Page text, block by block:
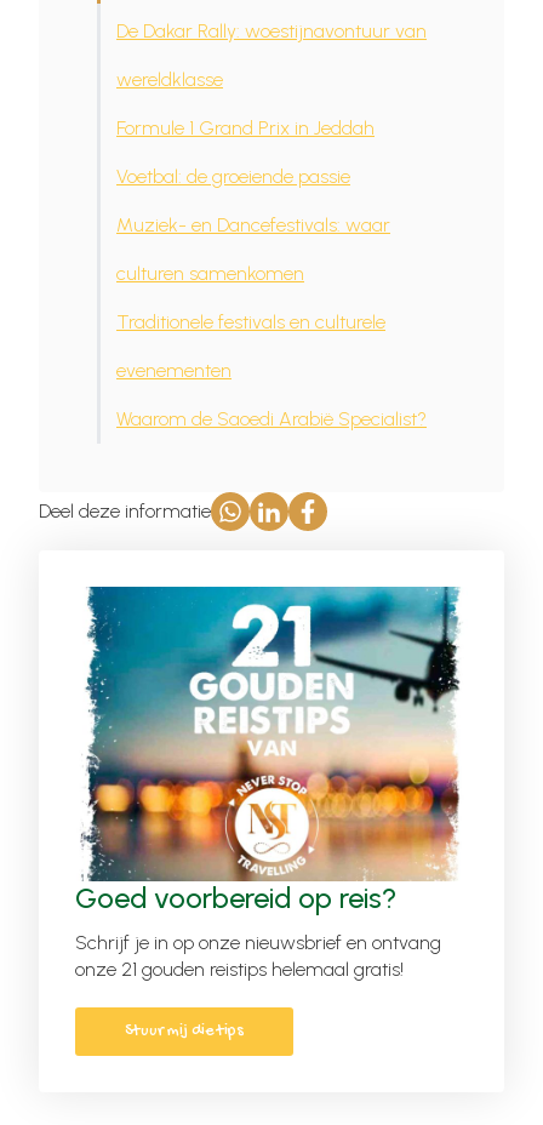
De Dakar Rally: woestijnavontuur van
wereldklasse
Formule 1 Grand Prix in Jeddah
Voetbal: de groeiende passie
Muziek- en Dancefestivals: waar
culturen samenkomen
Traditionele festivals en culturele
evenementen
Waarom de Saoedi Arabië Specialist?
Deel deze informatie
Goed voorbereid op reis?
Schrijf je in op onze nieuwsbrief en ontvang
onze 21 gouden reistips helemaal gratis!
Stuur mij die tips